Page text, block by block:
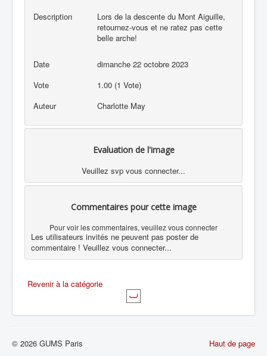
Description
Lors de la descente du Mont Aiguille,
retournez-vous et ne ratez pas cette
belle arche!
Date
dimanche 22 octobre 2023
Vote
1.00 (1 Vote)
Auteur
Charlotte May
Evaluation de l'image
Veuillez svp vous connecter...
Commentaires pour cette image
Pour voir les commentaires, veuillez vous connecter
Les utilisateurs invités ne peuvent pas poster de
commentaire ! Veuillez vous connecter...
Revenir à la catégorie
Haut de page
© 2026 GUMS Paris